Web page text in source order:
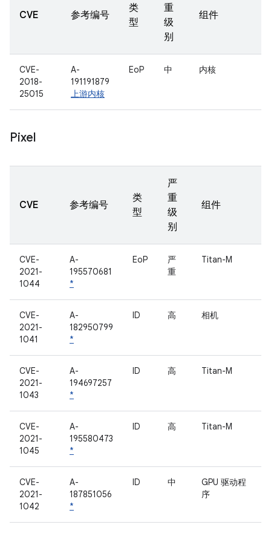
CVE 参考编号
类
型
重
级
别
组件
CVE-
2018-
25015
A-
191191879
上游内核
EoP 中 内核
Pixel
CVE 参考编号
类
型
严
重
级
别
组件
CVE-
2021-
1044
A-
195570681
*
EoP
严
重
Titan-M
CVE-
2021-
1041
A-
182950799
*
ID 高 相机
CVE-
2021-
1043
A-
194697257
*
ID 高 Titan-M
CVE-
2021-
1045
A-
195580473
*
ID 高 Titan-M
CVE-
2021-
1042
A-
187851056
*
ID 中
GPU 驱动程
序